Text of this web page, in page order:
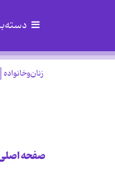
زنان‌وخانواده
صفحه